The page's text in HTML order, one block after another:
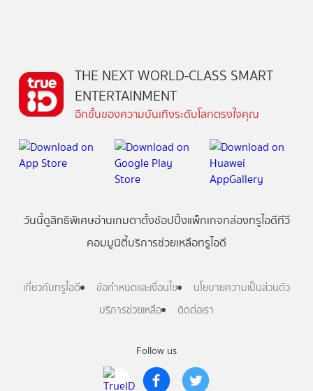
Follow us
THE NEXT WORLD-CLASS SMART
ENTERTAINMENT
อีกขั้นของความบันเทิงระดับโลกตรงใจคุณ
วันนี้ดูสิทธิพิเศษอ่านเกมตาตั้งช้อปปิ้งแพ็กเกจกล่องทรูไอดีทีวี
คอมมูนิตี้บริการช่วยเหลือทรูไอดี
เกี่ยวกับทรูไอดี ข้อกำหนดและเงื่อนไข
นโยบายความเป็นส่วนตัว
บริการช่วยเหลือ
ติดต่อเรา